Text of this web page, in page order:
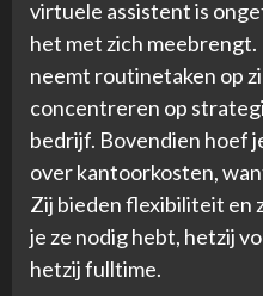
virtuele assistent is
het met zich
neemt routinetaken op
concentreren op
bedrijf. Bovendien hoef
over kantoorkosten,
Zij bieden flexibiliteit en
je ze nodig hebt, hetzij
hetzij fulltime.